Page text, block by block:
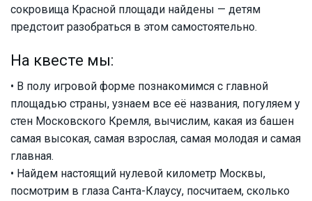
сокровища Красной площади найдены — детям
предстоит разобраться в этом самостоятельно.
На квесте мы:
• В полу игровой форме познакомимся с главной
площадью страны, узнаем все её названия, погуляем у
стен Московского Кремля, вычислим, какая из башен
самая высокая, самая взрослая, самая молодая и самая
главная.
• Найдем настоящий нулевой километр Москвы,
посмотрим в глаза Санта-Клаусу, посчитаем, сколько